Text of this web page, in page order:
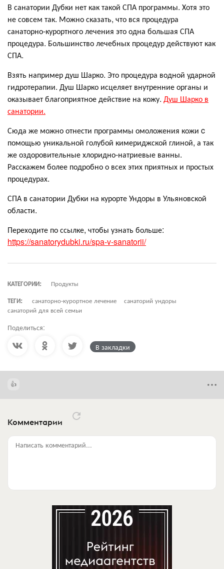
В санатории Дубки нет как такой СПА программы. Хотя это
не совсем так. Можно сказать, что вся процедура
санаторно-курортного лечения это одна большая СПА
процедура. Большинство лечебных процедур действуют как
СПА.
Взять например душ Шарко. Это процедура водной ударной
гидротерапии. Душ Шарко исцеляет внутренние органы и
оказывает благоприятное действие на кожу. Душ Шарко в
санатории.
Сюда же можно отнести программы омоложения кожи c
помощью уникальной голубой кимериджской глиной, а так
же оздоровительные хлоридно-натриевые ванны.
Расскажем более подробно о всех этих приятных и простых
процедурах.
СПА в санатории Дубки на курорте Ундоры в Ульяновской
области.
Переходите по ссылке, чтобы узнать больше:
https://sanatorydubki.ru/spa-v-sanatorii/
КАТЕГОРИИ:
Продукты
ТЕГИ:
санаторно-курортное лечение
санаторий ундоры
санаторий для всей семьи
Поделиться:
В закладки
Комментарии
Написать комментарий...